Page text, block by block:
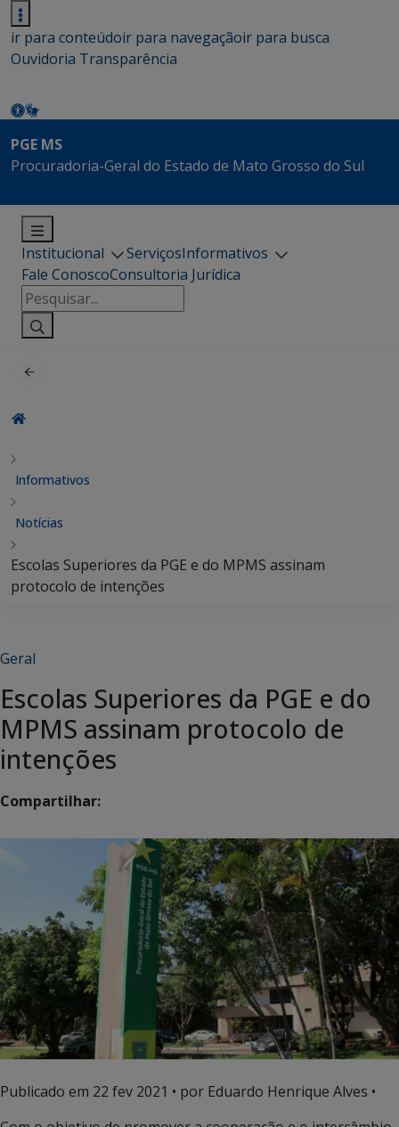
ir para conteúdoir para navegaçãoir para busca
Ouvidoria Transparência
PGE MS
Procuradoria-Geral do Estado de Mato Grosso do Sul
Institucional ServiçosInformativos
Fale ConoscoConsultoria Jurídica
Pesquisar
por:
Informativos
Notícias
Escolas Superiores da PGE e do MPMS assinam
protocolo de intenções
Geral
Escolas Superiores da PGE e do
MPMS assinam protocolo de
intenções
Compartilhar:
Publicado em 22 fev 2021 • por Eduardo Henrique Alves •